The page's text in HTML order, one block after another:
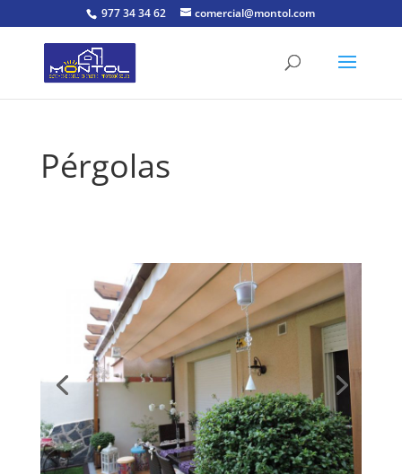
977 34 34 62 comercial@montol.com
Pérgolas